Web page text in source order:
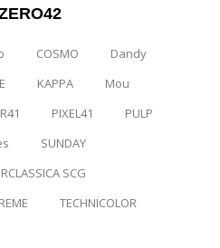
COSMO
Dandy
KAPPA
Mou
PIXEL41
PULP
SUNDAY
SCG
TECHNICOLOR